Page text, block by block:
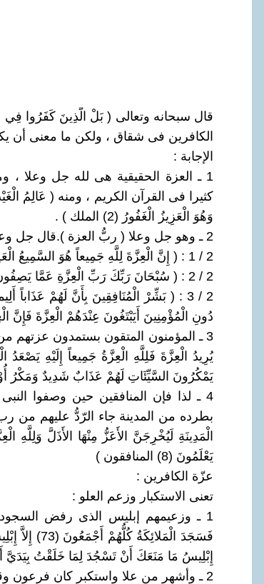
الكافرين فى شقاق ، ولكن ما معنى أن
الإجابة :
1 ـ العزة الحقيقية هى لله جل وعلا
وَهُوَ الْعَزِيزُ الْغَفُورُ (2) الملك ) .
2 ـ وهو جل وعلا ( ربُّ العزة ).قال جل وعلا :
2 / 1 : ( إِنَّ الْعِزَّةَ لِلَّهِ جَمِيعاً هُوَ السَّمِيعُ الْعَلِيمُ (65) يونس )
2 / 2 : ( سُبْحَانَ رَبِّكَ رَبِّ الْعِزَّةِ عَمَّا يَصِفُون َ (180) الصافات )
دُونِ الْمُؤْمِنِينَ أَيَبْتَغُونَ عِنْدَهُمْ الْعِزَّةَ فَإِنَّ الْعِزَّةَ لِلَّهِ
3 ـ المؤمنون المتقون بستمدون
يُرِيدُ الْعِزَّةَ فَلِلَّهِ الْعِزَّةُ جَمِيعاً إِلَيْهِ
يَمْكُرُونَ السَّيِّئَاتِ لَهُمْ عَذَابٌ شَدِيدٌ وَمَكْرُ أُوْلَئِكَ هُوَ
4 ـ لذا فإن المنافقين حين وصفوا
بطرده من المدينة جاء الرّدُّ عليهم من
الْمَدِينَةِ لَيُخْرِجَنَّ الأَعَزُّ مِنْهَا الأَذَلَّ وَلِلَّهِ
يَعْلَمُونَ (8) المنافقون )
عزّة الكافرين :
تعنى الاستكبار وزعم العلو :
1 ـ وزعيمهم إبليس الذى رفض
إِبْلِيسُ مَا مَنَعَكَ أَنْ تَسْجُدَ لِمَا خَلَقْتُ بِيَدَيَّ
2 ـ وأشهر من علا واستكبر كان فرعون وقومه . قال جل وعلا :